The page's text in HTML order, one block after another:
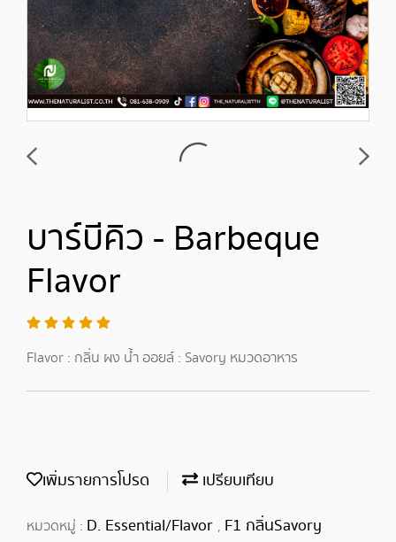
บาร์บีคิว - Barbeque
Flavor
Flavor : กลิ่น ผง น้ำ ออยล์ : Savory หมวดอาหาร
เพิ่มรายการโปรด เปรียบเทียบ
หมวดหมู่ : D. Essential/Flavor , F1 กลิ่นSavory